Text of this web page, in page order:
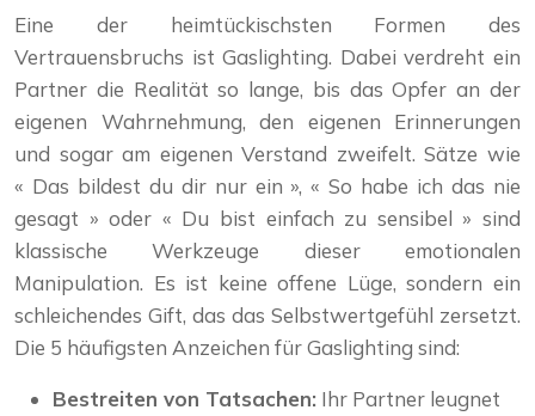
Eine der heimtückischsten Formen des
Vertrauensbruchs ist Gaslighting. Dabei verdreht ein
Partner die Realität so lange, bis das Opfer an der
eigenen Wahrnehmung, den eigenen Erinnerungen
und sogar am eigenen Verstand zweifelt. Sätze wie
« Das bildest du dir nur ein », « So habe ich das nie
gesagt » oder « Du bist einfach zu sensibel » sind
klassische Werkzeuge dieser emotionalen
Manipulation. Es ist keine offene Lüge, sondern ein
schleichendes Gift, das das Selbstwertgefühl zersetzt.
Die 5 häufigsten Anzeichen für Gaslighting sind:
Bestreiten von Tatsachen: Ihr Partner leugnet